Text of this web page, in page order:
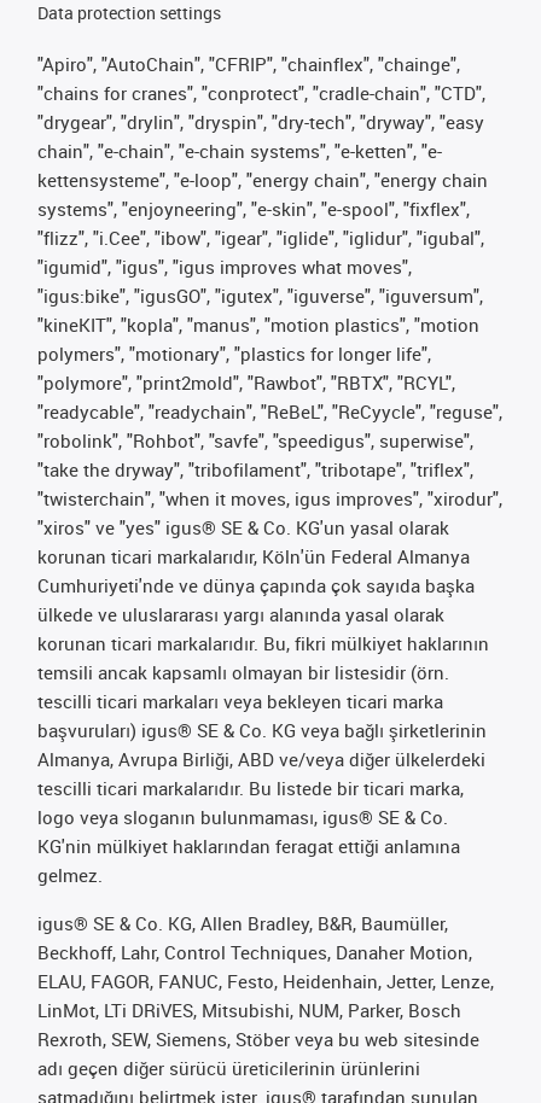
Data protection settings
"Apiro", "AutoChain", "CFRIP", "chainflex", "chainge",
"chains for cranes", "conprotect", "cradle-chain", "CTD",
"drygear", "drylin", "dryspin", "dry-tech", "dryway", "easy
chain", "e-chain", "e-chain systems", "e-ketten", "e-
kettensysteme", "e-loop", "energy chain", "energy chain
systems", "enjoyneering", "e-skin", "e-spool", "fixflex",
"flizz", "i.Cee", "ibow", "igear", "iglide", "iglidur", "igubal",
"igumid", "igus", "igus improves what moves",
"igus:bike", "igusGO", "igutex", "iguverse", "iguversum",
"kineKIT", "kopla", "manus", "motion plastics", "motion
polymers", "motionary", "plastics for longer life",
"polymore", "print2mold", "Rawbot", "RBTX", "RCYL",
"readycable", "readychain", "ReBeL", "ReCyycle", "reguse",
"robolink", "Rohbot", "savfe", "speedigus", superwise",
"take the dryway", "tribofilament", "tribotape", "triflex",
"twisterchain", "when it moves, igus improves", "xirodur",
"xiros" ve "yes" igus® SE & Co. KG'un yasal olarak
korunan ticari markalarıdır, Köln'ün Federal Almanya
Cumhuriyeti'nde ve dünya çapında çok sayıda başka
ülkede ve uluslararası yargı alanında yasal olarak
korunan ticari markalarıdır. Bu, fikri mülkiyet haklarının
temsili ancak kapsamlı olmayan bir listesidir (örn.
tescilli ticari markaları veya bekleyen ticari marka
başvuruları) igus® SE & Co. KG veya bağlı şirketlerinin
Almanya, Avrupa Birliği, ABD ve/veya diğer ülkelerdeki
tescilli ticari markalarıdır. Bu listede bir ticari marka,
logo veya sloganın bulunmaması, igus® SE & Co.
KG'nin mülkiyet haklarından feragat ettiği anlamına
gelmez.
igus® SE & Co. KG, Allen Bradley, B&R, Baumüller,
Beckhoff, Lahr, Control Techniques, Danaher Motion,
ELAU, FAGOR, FANUC, Festo, Heidenhain, Jetter, Lenze,
LinMot, LTi DRiVES, Mitsubishi, NUM, Parker, Bosch
Rexroth, SEW, Siemens, Stöber veya bu web sitesinde
adı geçen diğer sürücü üreticilerinin ürünlerini
satmadığını belirtmek ister. igus® tarafından sunulan